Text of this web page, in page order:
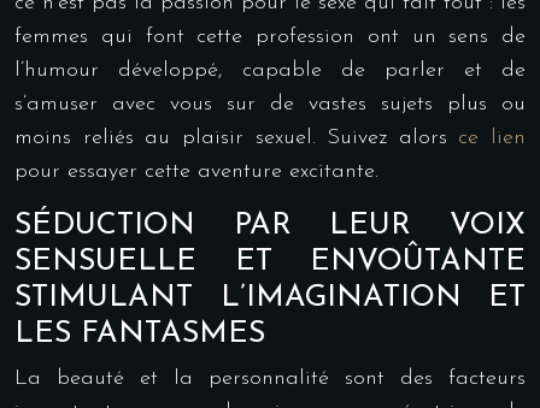
femmes qui font cette profession ont un sens de
l’humour développé, capable de parler et de
s’amuser avec vous sur de vastes sujets plus ou
moins reliés au plaisir sexuel. Suivez alors ce lien
pour essayer cette aventure excitante.
SÉDUCTION PAR LEUR VOIX
SENSUELLE ET ENVOÛTANTE
STIMULANT L’IMAGINATION ET
LES FANTASMES
La beauté et la personnalité sont des facteurs